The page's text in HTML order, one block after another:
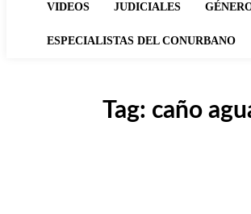
VIDEOS JUDICIALES
ESPECIALISTAS DEL CONURBANO
Tag: caño